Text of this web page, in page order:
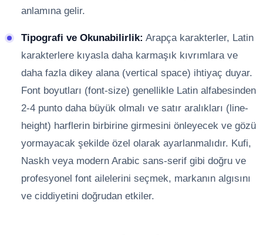
anlamına gelir.
Tipografi ve Okunabilirlik: Arapça karakterler, Latin
karakterlere kıyasla daha karmaşık kıvrımlara ve
daha fazla dikey alana (vertical space) ihtiyaç duyar.
Font boyutları (font-size) genellikle Latin alfabesinden
2-4 punto daha büyük olmalı ve satır aralıkları (line-
height) harflerin birbirine girmesini önleyecek ve gözü
yormayacak şekilde özel olarak ayarlanmalıdır. Kufi,
Naskh veya modern Arabic sans-serif gibi doğru ve
profesyonel font ailelerini seçmek, markanın algısını
ve ciddiyetini doğrudan etkiler.